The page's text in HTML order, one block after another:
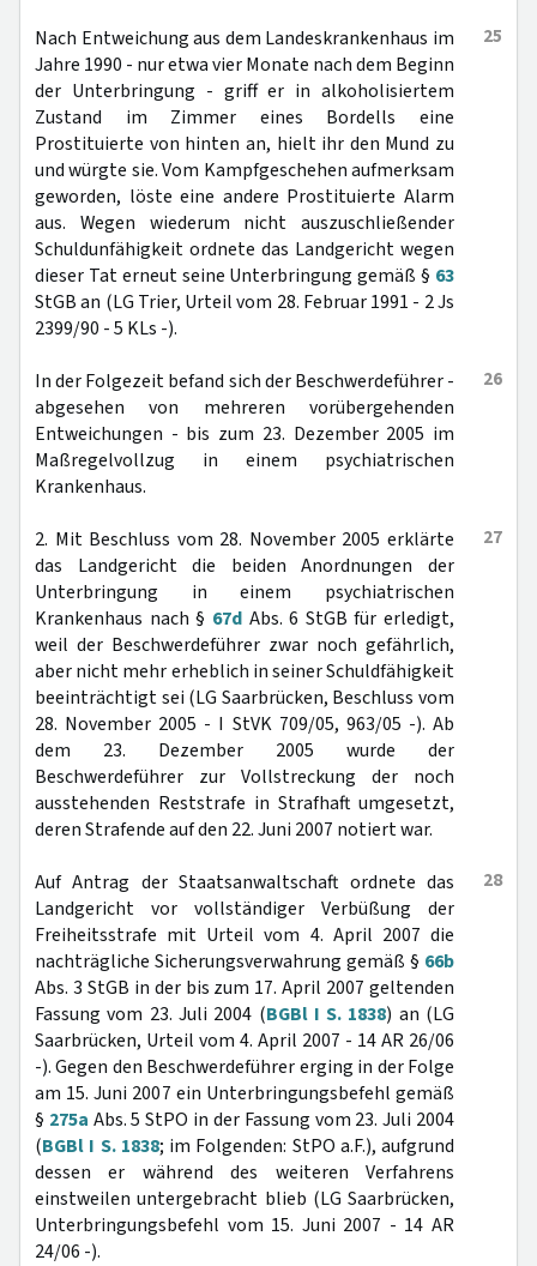
25
Nach Entweichung aus dem Landeskrankenhaus im
Jahre 1990 - nur etwa vier Monate nach dem Beginn
der Unterbringung - griff er in alkoholisiertem
Zustand im Zimmer eines Bordells eine
Prostituierte von hinten an, hielt ihr den Mund zu
und würgte sie. Vom Kampfgeschehen aufmerksam
geworden, löste eine andere Prostituierte Alarm
aus. Wegen wiederum nicht auszuschließender
Schuldunfähigkeit ordnete das Landgericht wegen
dieser Tat erneut seine Unterbringung gemäß § 63
StGB an (LG Trier, Urteil vom 28. Februar 1991 - 2 Js
2399/90 - 5 KLs -).
26
In der Folgezeit befand sich der Beschwerdeführer -
abgesehen von mehreren vorübergehenden
Entweichungen - bis zum 23. Dezember 2005 im
Maßregelvollzug in einem psychiatrischen
Krankenhaus.
27
2. Mit Beschluss vom 28. November 2005 erklärte
das Landgericht die beiden Anordnungen der
Unterbringung in einem psychiatrischen
Krankenhaus nach § 67dAbs. 6 StGB für erledigt,
weil der Beschwerdeführer zwar noch gefährlich,
aber nicht mehr erheblich in seiner Schuldfähigkeit
beeinträchtigt sei (LG Saarbrücken, Beschluss vom
28. November 2005 - I StVK 709/05, 963/05 -). Ab
dem 23. Dezember 2005 wurde der
Beschwerdeführer zur Vollstreckung der noch
ausstehenden Reststrafe in Strafhaft umgesetzt,
deren Strafende auf den 22. Juni 2007 notiert war.
28
Auf Antrag der Staatsanwaltschaft ordnete das
Landgericht vor vollständiger Verbüßung der
Freiheitsstrafe mit Urteil vom 4. April 2007 die
nachträgliche Sicherungsverwahrung gemäß § 66b
Abs. 3 StGB in der bis zum 17. April 2007 geltenden
Fassung vom 23. Juli 2004 (BGBl I S. 1838) an (LG
Saarbrücken, Urteil vom 4. April 2007 - 14 AR 26/06
-). Gegen den Beschwerdeführer erging in der Folge
am 15. Juni 2007 ein Unterbringungsbefehl gemäß
§ 275a Abs. 5 StPO in der Fassung vom 23. Juli 2004
(BGBl I S. 1838; im Folgenden: StPO a.F.), aufgrund
dessen er während des weiteren Verfahrens
einstweilen untergebracht blieb (LG Saarbrücken,
Unterbringungsbefehl vom 15. Juni 2007 - 14 AR
24/06 -).